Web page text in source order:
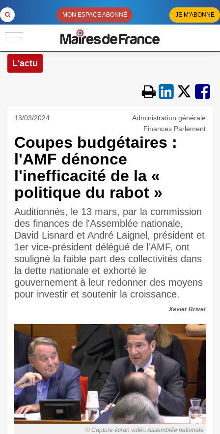
MON ESPACE ABONNÉ JE M'ABONNE
L'actu
13/03/2024
Administration générale
Finances Parlement
Coupes budgétaires :
l'AMF dénonce
l'inefficacité de la «
politique du rabot »
Auditionnés, le 13 mars, par la commission
des finances de l'Assemblée nationale,
David Lisnard et André Laignel, président et
1er vice-président délégué de l'AMF, ont
souligné la faible part des collectivités dans
la dette nationale et exhorté le
gouvernement à leur redonner des moyens
pour investir et soutenir la croissance.
Xavier Brivet
© Capture écran vidéo Assemblée nationale